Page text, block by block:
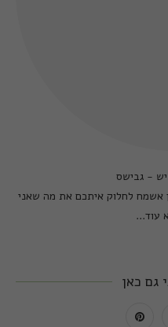
- גבישס
לחלוק איתכם את מה שאני
עוד...
גם כאן